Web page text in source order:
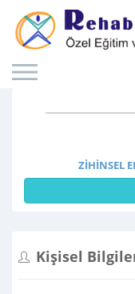
ZIHINSEL
Kişisel